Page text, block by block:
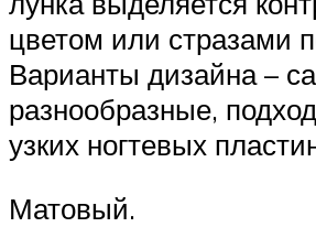
цветом или стразами
Варианты дизайна –
разнообразные,
узких ногтевых
Матовый.